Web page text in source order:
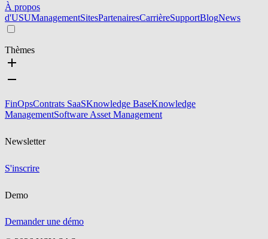
À propos
d'USUManagementSitesPartenairesCarrièreSupportBlogNews
Thèmes
FinOpsContrats SaaSKnowledge BaseKnowledge
ManagementSoftware Asset Management
Newsletter
S'inscrire
Demo
Demander une démo